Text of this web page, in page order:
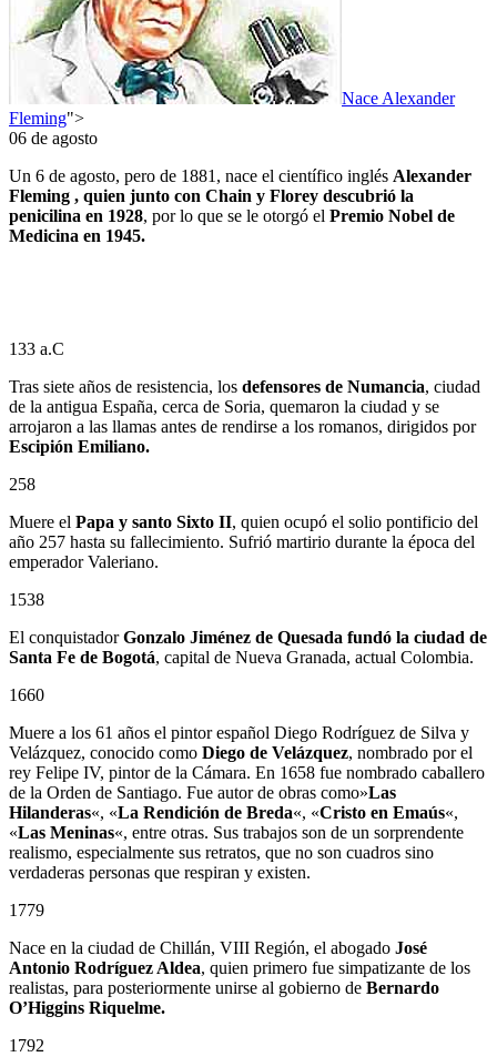
Nace Alexander
Fleming">
06 de agosto
Un 6 de agosto, pero de 1881, nace el científico inglés Alexander
Fleming , quien junto con Chain y Florey descubrió la
penicilina en 1928, por lo que se le otorgó el Premio Nobel de
Medicina en 1945.
133 a.C
Tras siete años de resistencia, los defensores de Numancia, ciudad
de la antigua España, cerca de Soria, quemaron la ciudad y se
arrojaron a las llamas antes de rendirse a los romanos, dirigidos por
Escipión Emiliano.
258
Muere el Papa y santo Sixto II, quien ocupó el solio pontificio del
año 257 hasta su fallecimiento. Sufrió martirio durante la época del
emperador Valeriano.
1538
El conquistadorGonzalo Jiménez de Quesada fundó la ciudad de
Santa Fe de Bogotá, capital de Nueva Granada, actual Colombia.
1660
Muere a los 61 años el pintor español Diego Rodríguez de Silva y
Velázquez, conocido como Diego de Velázquez, nombrado por el
rey Felipe IV, pintor de la Cámara. En 1658 fue nombrado caballero
de la Orden de Santiago. Fue autor de obras como»Las
Hilanderas«, «La Rendición de Breda«, «Cristo en Emaús«,
«Las Meninas«, entre otras. Sus trabajos son de un sorprendente
realismo, especialmente sus retratos, que no son cuadros sino
verdaderas personas que respiran y existen.
1779
Nace en la ciudad de Chillán, VIII Región, el abogado José
Antonio Rodríguez Aldea, quien primero fue simpatizante de los
realistas, para posteriormente unirse al gobierno de Bernardo
O’Higgins Riquelme.
1792